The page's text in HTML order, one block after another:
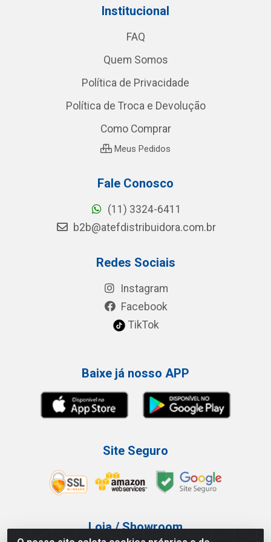
Institucional
FAQ
Quem Somos
Política de Privacidade
Política de Troca e Devolução
Como Comprar
Meus Pedidos
Fale Conosco
(11) 3324-6411
b2b@atefdistribuidora.com.br
Redes Sociais
Instagram
Facebook
TikTok
Baixe já nosso APP
Site Seguro
Loja / Showroom